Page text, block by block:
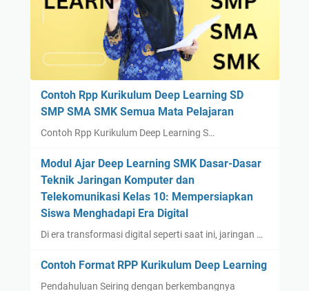
Contoh Rpp Kurikulum Deep Learning SD
SMP SMA SMK Semua Mata Pelajaran
Contoh Rpp Kurikulum Deep Learning S…
Modul Ajar Deep Learning SMK Dasar-Dasar
Teknik Jaringan Komputer dan
Telekomunikasi Kelas 10: Mempersiapkan
Siswa Menghadapi Era Digital
Di era transformasi digital seperti saat ini, jaringan …
Contoh Format RPP Kurikulum Deep Learning
Pendahuluan Seiring dengan berkembangnya